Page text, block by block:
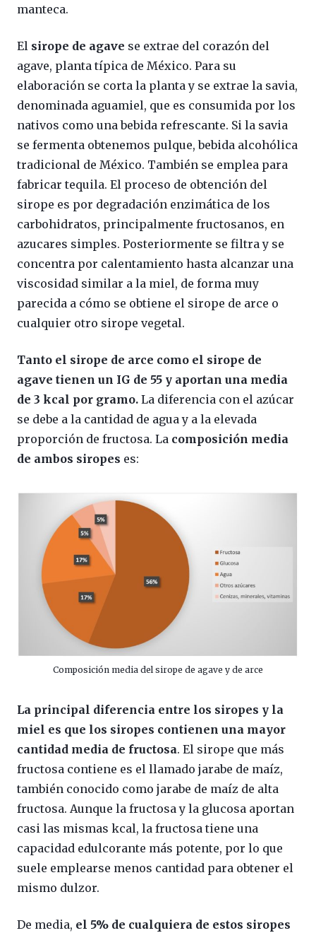
manteca.
El sirope de agave se extrae del corazón del
agave, planta típica de México. Para su
elaboración se corta la planta y se extrae la savia,
denominada aguamiel, que es consumida por los
nativos como una bebida refrescante. Si la savia
se fermenta obtenemos pulque, bebida alcohólica
tradicional de México. También se emplea para
fabricar tequila. El proceso de obtención del
sirope es por degradación enzimática de los
carbohidratos, principalmente fructosanos, en
azucares simples. Posteriormente se filtra y se
concentra por calentamiento hasta alcanzar una
viscosidad similar a la miel, de forma muy
parecida a cómo se obtiene el sirope de arce o
cualquier otro sirope vegetal.
Tanto el sirope de arce como el sirope de
agave tienen un IG de 55 y aportan una media
de 3 kcal por gramo. La diferencia con el azúcar
se debe a la cantidad de agua y a la elevada
proporción de fructosa. La composición media
de ambos siropes es:
Composición media del sirope de agave y de arce
La principal diferencia entre los siropes y la
miel es que los siropes contienen una mayor
cantidad media de fructosa. El sirope que más
fructosa contiene es el llamado jarabe de maíz,
también conocido como jarabe de maíz de alta
fructosa. Aunque la fructosa y la glucosa aportan
casi las mismas kcal, la fructosa tiene una
capacidad edulcorante más potente, por lo que
suele emplearse menos cantidad para obtener el
mismo dulzor.
De media, el 5% de cualquiera de estos siropes